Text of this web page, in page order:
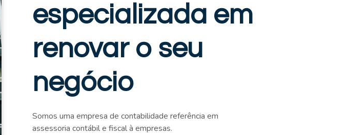
especializada em
renovar o seu
negócio
Somos uma empresa de contabilidade referência em
assessoria contábil e fiscal à empresas.